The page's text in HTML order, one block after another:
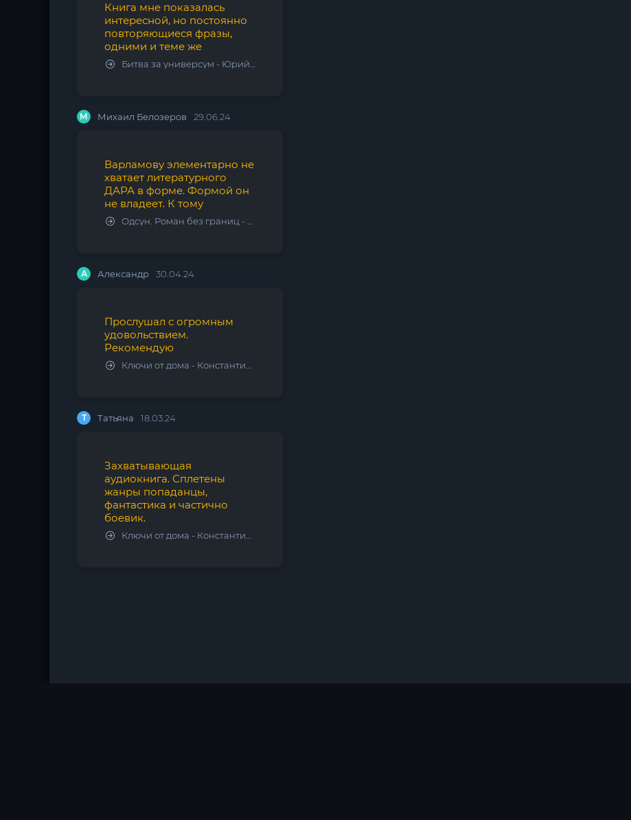
Книга мне показалась
интересной, но постоянно
повторяющиеся фразы,
одними и теме же
Битва за универсум - Юрий Тарарев, Александр Тарарев
М Михаил Белозеров 29.06.24
Варламову элементарно не
хватает литературного
ДАРА в форме. Формой он
не владеет. К тому
Одсун. Роман без границ - Алексей Варламов
А Александр 30.04.24
Прослушал с огромным
удовольствием.
Рекомендую
Ключи от дома - Константин Калбазов
Т Татьяна 18.03.24
Захватывающая
аудиокнига. Сплетены
жанры попаданцы,
фантастика и частично
боевик.
Ключи от дома - Константин Калбазов